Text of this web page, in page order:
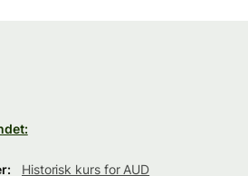
Historisk kurs for AUD